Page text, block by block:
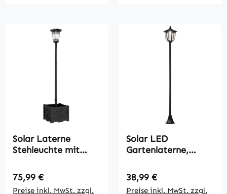
Solar Laterne
Stehleuchte mit
Außen
Gartenlaterne mit 2
Regulärer Preis:
75,99 €
Preise inkl. MwSt. zzgl.
Solar LED
Gartenlaterne,
Kunststoff,
Außenleuchte für
Regulärer Preis:
38,99 €
Preise inkl. MwSt. zzgl.